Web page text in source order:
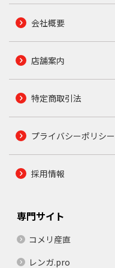
会社概要
店舗案内
特定商取引法
プライバシーポリシー
採用情報
専門サイト
コメリ産直
レンガ.pro